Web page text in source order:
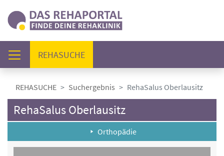
REHASUCHE(AKTUELL)
REHASUCHE Suchergebnis RehaSalus Oberlausitz
RehaSalus Oberlausitz
Orthopädie